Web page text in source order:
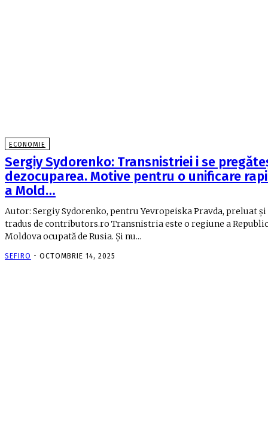
ECONOMIE
Sergiy Sydorenko: Transnistriei i se
dezocuparea. Motive pentru o unificare
a Mold…
Autor: Sergiy Sydorenko, pentru Yevropeiska Pravda, preluat și
tradus de contributors.ro Transnistria este o regiune a
Moldova ocupată de Rusia. Și nu...
SEFIRO - OCTOMBRIE 14, 2025